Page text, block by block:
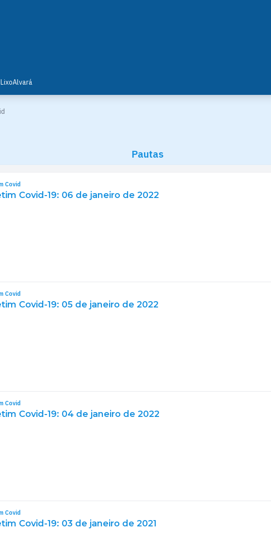
Alvará
Pautas
Covid
Covid-19: 06 de janeiro de 2022
Covid
Covid-19: 05 de janeiro de 2022
Covid
Covid-19: 04 de janeiro de 2022
Covid
Covid-19: 03 de janeiro de 2021